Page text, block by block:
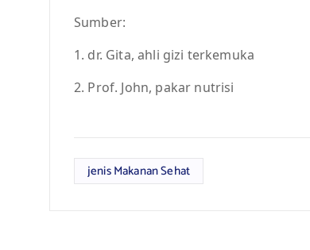
Sumber:
1. dr. Gita, ahli gizi terkemuka
2. Prof. John, pakar nutrisi
jenis Makanan Sehat